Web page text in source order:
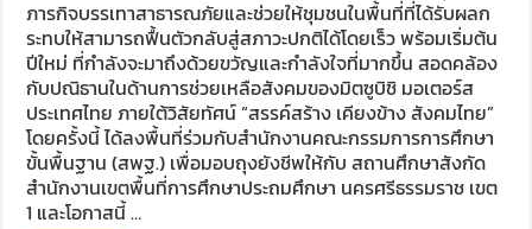
ภารกิจบรรเทาสาธารณภัยและช่วยให้ชุมชนในพื้นที่ที่ได้รับผลก
ระทบให้สามารถฟื้นตัวกลับสู่สภาวะปกติได้โดยเร็ว พร้อมเริ่มต้น
ปีใหม่ ที่กำลังจะมาถึงด้วยขวัญและกำลังใจที่มากขึ้น สอดคล้อง
กับปณิธานในด้านการช่วยเหลือสังคมของมิตซูบิชิ มอเตอร์ส
ประเทศไทย ภายใต้วิสัยทัศน์ “สรรค์สร้าง เคียงข้าง สังคมไทย”
โดยครั้งนี้ ได้ลงพื้นที่ร่วมกับสำนักงานคณะกรรมการการศึกษา
ขั้นพื้นฐาน (สพฐ.) เพื่อมอบถุงยังชีพให้กับ สถานศึกษาสังกัด
สำนักงานเขตพื้นที่การศึกษาประถมศึกษา นครศรีธรรมราช เขต
1 และโอกาสนี้ …